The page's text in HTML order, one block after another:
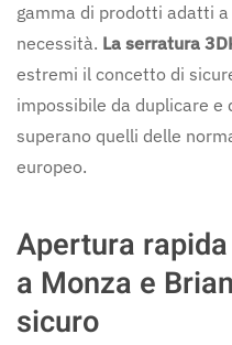
gamma di prodotti adatti
necessità. La serratura
estremi il concetto di
impossibile da duplicare e
superano quelli delle
europeo.
Apertura
a Monza e
sicuro